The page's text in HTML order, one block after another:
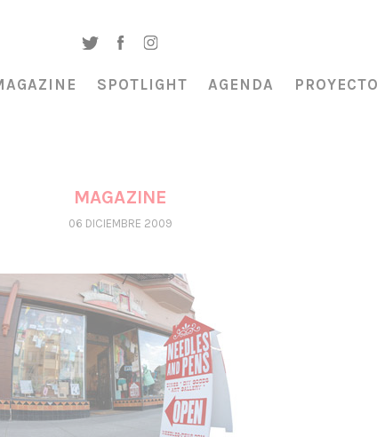
SPOTLIGHT AGENDA
MAGAZINE
06 DICIEMBRE 2009